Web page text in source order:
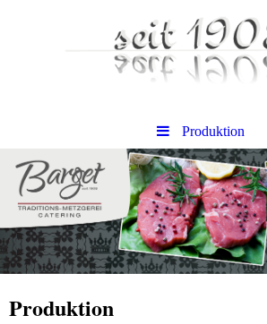
Produktion
Produktion